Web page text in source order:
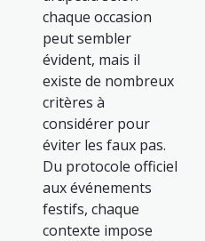
chaque occasion
peut sembler
évident, mais il
existe de nombreux
critères à
considérer pour
éviter les faux pas.
Du protocole officiel
aux événements
festifs, chaque
contexte impose